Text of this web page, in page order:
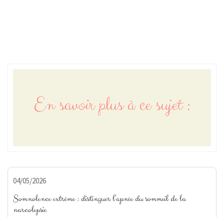
En savoir plus à ce sujet :
04/05/2026
Somnolence extrême : distinguer l'apnée du sommeil de la
narcolepsie